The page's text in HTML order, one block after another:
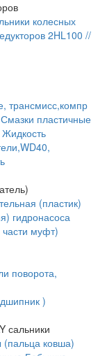
колесных
2HL100 //
трансмисс,компр
Смазки пластичные
Жидкость
(пластик)
гидронасоса
муфт)
поворота,
)
сальники
(пальца ковша)